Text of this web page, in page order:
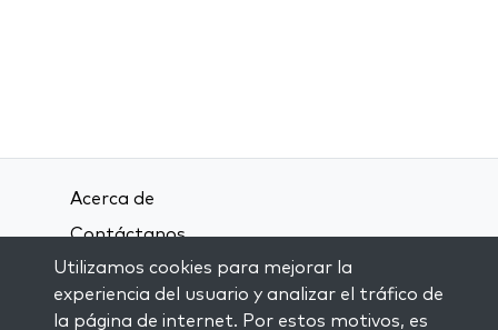
Acerca de
Contáctanos
Términos y condiciones
Política de privacidad
Utilizamos cookies para mejorar la
experiencia del usuario y analizar el tráfico de
la página de internet. Por estos motivos, es